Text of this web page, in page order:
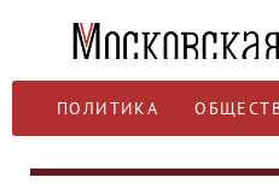
ПОЛИТИКА